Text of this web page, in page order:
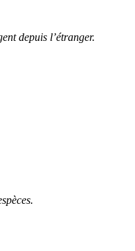
depuis l’étranger.